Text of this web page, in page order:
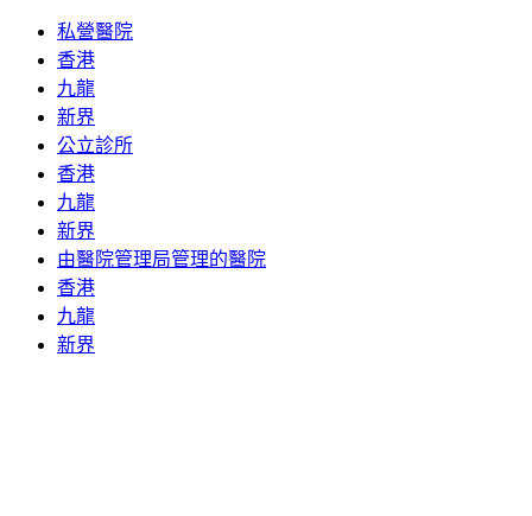
私營醫院
香港
九龍
新界
公立診所
香港
九龍
新界
由醫院管理局管理的醫院
香港
九龍
新界